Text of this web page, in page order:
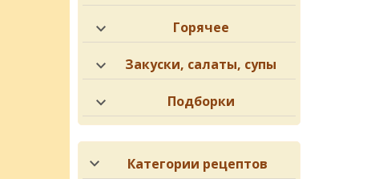
Горячее
Закуски, салаты, супы
Подборки
Категории рецептов